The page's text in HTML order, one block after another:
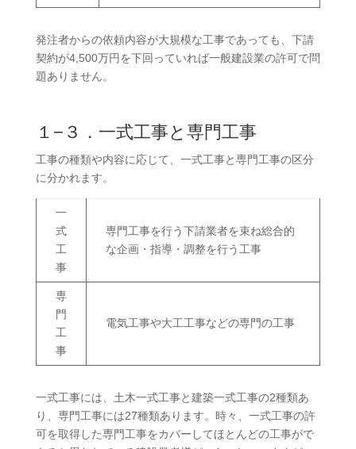
発注者からの依頼内容が大規模な工事であっても、下請
契約が4,500万円を下回っていれば一般建設業の許可で問
題ありません。
１−３．一式工事と専門工事
工事の種類や内容に応じて、一式工事と専門工事の区分
に分かれます。
一
式
工
事
専門工事を行う下請業者を束ね総合的
な企画・指導・調整を行う工事
専
門
工
事
電気工事や大工工事などの専門の工事
一式工事には、土木一式工事と建築一式工事の2種類あ
り、専門工事には27種類あります。時々、一式工事の許
可を取得した専門工事をカバーしてほとんどの工事がで